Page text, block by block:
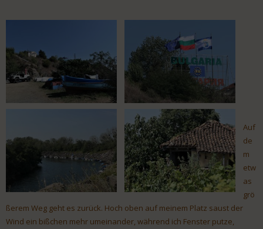
Auf
de
m
etw
as
grö
ßerem Weg geht es zurück. Hoch oben auf meinem Platz saust der
Wind ein bißchen mehr umeinander, während ich Fenster putze,